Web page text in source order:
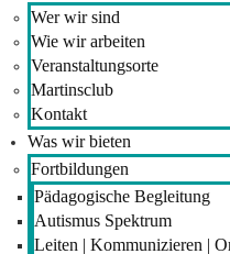
Wer wir sind
Wie wir arbeiten
Veranstaltungsorte
Martinsclub
Kontakt
Was wir bieten
Fortbildungen
Pädagogische Begleitung
Autismus Spektrum
Leiten | Kommunizieren |